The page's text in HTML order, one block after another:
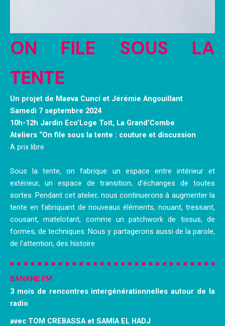
ON FILE SOUS LA
TENTE
Un projet de Maeva Cunci et Jérémie Angouillant
Samedi 7 septembre 2024
10h-12h Jardin Eco’Loge Toit, La Grand’Combe
Ateliers “On file sous la tente : couture et discussion
A prix libre
Sous la tente, on fabrique un espace entre intérieur et
extérieur, un espace de transition, d’échanges de toutes
sortes. Pendant cet atelier, nous continuerons à augmenter la
tente en fabriquant de nouveaux éléments, nouant, tressant,
cousant, matelotant, comme un patchwork de tissus, de
formes, de techniques. Nous y partagerons aussi de la parole,
de l’attention, des histoire
BANANE FM
3 mois de rencontres intergénérationnelles autour de la
radio
avec TOM CREBASSA et SAMIA EL HADJ